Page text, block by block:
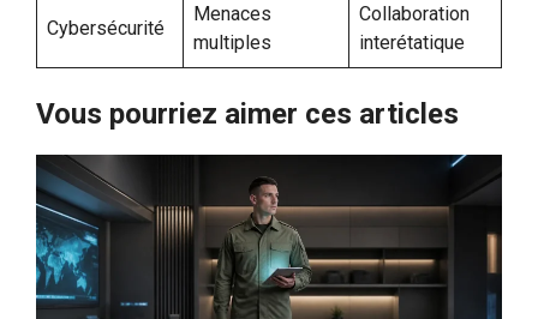
Cybersécurité
Menaces
multiples
Collaboration
interétatique
Vous pourriez aimer ces articles